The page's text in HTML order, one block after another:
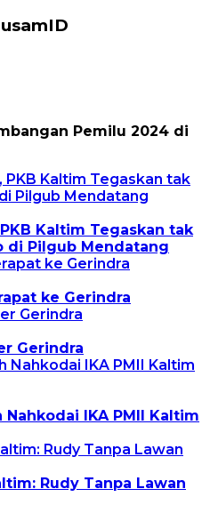
Pemilu 2024 di
Kaltim Tegaskan tak
di Pilgub Mendatang
ke Gerindra
Gerindra
IKA PMII Kaltim
Rudy Tanpa Lawan